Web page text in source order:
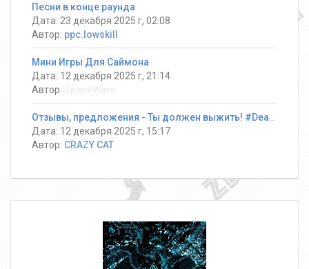
Песни в конце раунда
Дата: 23 декабря 2025 г, 02:08
Автор: ppc.lowskill
Мини Игры Для Саймона
Дата: 12 декабря 2025 г, 21:14
Автор:
Дата: 12 декабря 2025 г, 15:17
Автор: CRAZY CAT